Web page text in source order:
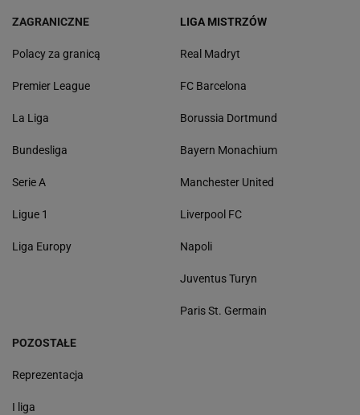
ZAGRANICZNE
Polacy za granicą
Premier League
La Liga
Bundesliga
Serie A
Ligue 1
Liga Europy
LIGA MISTRZÓW
Real Madryt
FC Barcelona
Borussia Dortmund
Bayern Monachium
Manchester United
Liverpool FC
Napoli
Juventus Turyn
Paris St. Germain
POZOSTAŁE
Reprezentacja
I liga